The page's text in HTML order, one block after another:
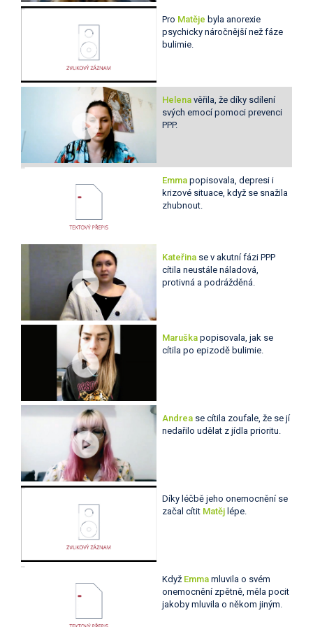
Pro Matěje byla anorexie
psychicky náročnější než fáze
bulimie.
Helenavěřila, že díky sdílení
svých emocí pomoci prevenci
PPP.
Emma popisovala, depresi i
krizové situace, když se snažila
zhubnout.
Kateřinase v akutní fázi PPP
cítila neustále náladová,
protivná a podrážděná.
Maruškapopisovala, jak se
cítila po epizodě bulimie.
Andrea se cítila zoufale, že se jí
nedařilo udělat z jídla prioritu.
Díky léčbě jeho onemocnění se
začal cítit Matěj lépe.
KdyžEmma mluvila o svém
onemocnění zpětně, měla pocit
jakoby mluvila o někom jiným.